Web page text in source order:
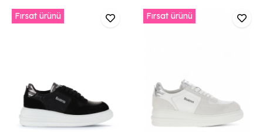
Fırsat ürünü Fırsat ürünü